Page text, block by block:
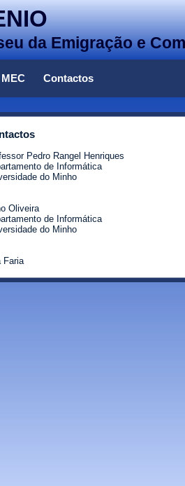
da Emigração e
MEC Contactos
Pedro Rangel Henriques
de Informática
do Minho
Oliveira
de Informática
do Minho
Faria